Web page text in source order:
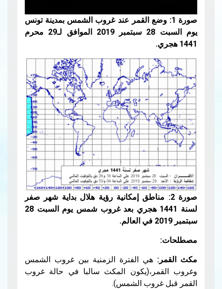
صورة 1: وضع القمر عند غروب الشمس بمدينة تونس
يوم السبت 28 سبتمبر 2019 الموافق لـ29 محرم
1441 هجري.
صورة 2: مناطق إمكانية رؤية هلال بداية شهر صفر
لسنة 1441 هجري بعد غروب شمس يوم السبت 28
سبتمبر 2019 في العالم.
مصطلحات:
مكث القمر: هي الفترة الزمنية بين غروب الشمس
وغروب القمر،(يكون المكث سالبا في حالة غروب
القمر قبل غروب الشمس).